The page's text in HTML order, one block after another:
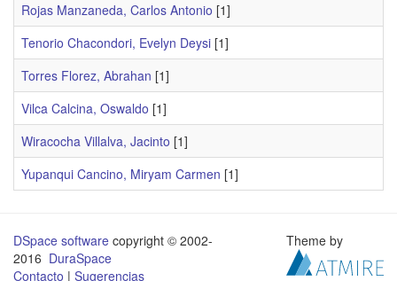
Rojas Manzaneda, Carlos Antonio [1]
Tenorio Chacondori, Evelyn Deysi [1]
Torres Florez, Abrahan [1]
Vilca Calcina, Oswaldo [1]
Wiracocha Villalva, Jacinto [1]
Yupanqui Cancino, Miryam Carmen [1]
DSpace software copyright © 2002-
2016 DuraSpace
Contacto | Sugerencias
Theme by